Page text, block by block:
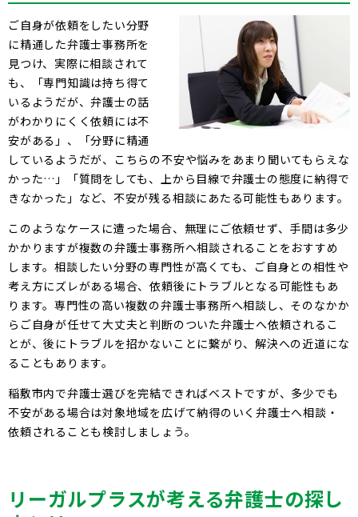
ご自身が依頼をしたい分野
に精通した弁護士事務所を
見つけ、実際に相談されて
も、「専門知識は持ち得て
いるようだが、弁護士の話
がわかりにくく依頼には不
安がある」、「分野に精通
しているようだが、こちらの不安や悩みをあまり聞いてもらえな
かった…」「質問をしても、上から目線で弁護士の態度に納得で
きなかった」など、不安が残る相談にあたる可能性もあります。
このようなケースに遭った場合、無理にご依頼せず、手間は多少
かかりますが複数の弁護士事務所へ相談されることをおすすめ
します。相談したい分野の専門性が高くても、ご自身との相性や
考え方にズレがある場合、依頼後にトラブルとなる可能性もあ
ります。専門性の高い複数の弁護士事務所へ相談し、そのなかか
らご自身が任せて大丈夫と判断のついた弁護士へ依頼されるこ
とが、後にトラブルを招かないことに繋がり、解決への近道にな
ることもあります。
稲敷市内で弁護士選びを完結できればベストですが、多少でも
不安がある場合は対象地域を広げて納得のいく弁護士へ相談・
依頼されることも検討しましょう。
リーガルプラスが考える弁護士の探し